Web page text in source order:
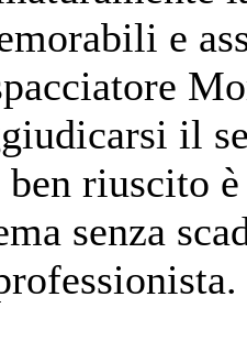
e
il
riuscito
senza